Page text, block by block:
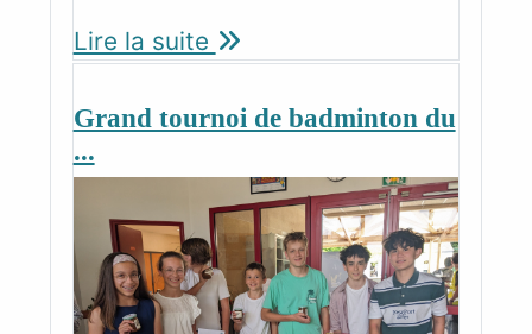
Lire la suite
Grand tournoi de badminton du
...